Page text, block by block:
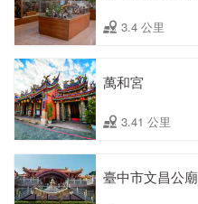
3.4 公里
萬和宮
3.41 公里
臺中市文昌公廟